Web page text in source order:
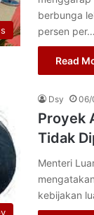
berbunga
persen per…
Read
Dsy 06/
Proyek
Tidak
Menteri
kebijakan